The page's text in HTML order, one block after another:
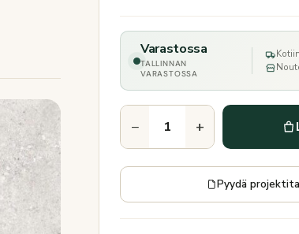
Varastossa
TALLINNAN
VARASTOSSA
− +
Pyydä